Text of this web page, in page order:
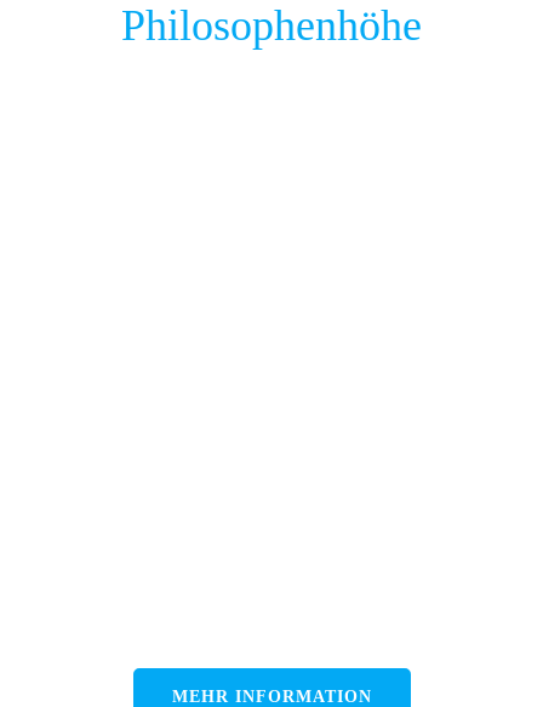
Philosophenhöhe
MEHR INFORMATION